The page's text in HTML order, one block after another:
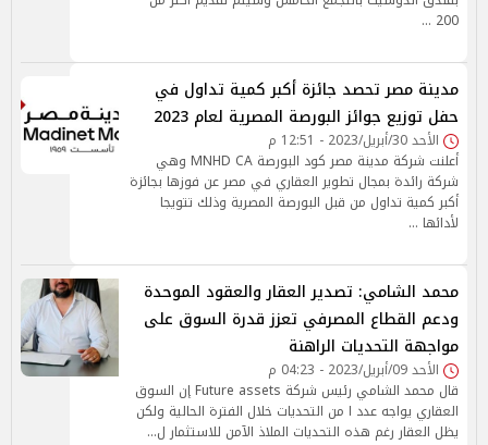
200 …
مدينة مصر تحصد جائزة أكبر كمية تداول في
حفل توزيع جوائز البورصة المصرية لعام 2023
الأحد 30/أبريل/2023 - 12:51 م
أعلنت شركة مدينة مصر كود البورصة MNHD CA وهي
شركة رائدة بمجال تطوير العقاري في مصر عن فوزها بجائزة
أكبر كمية تداول من قبل البورصة المصرية وذلك تتويجا
لأدائها …
محمد الشامي: تصدير العقار والعقود الموحدة
ودعم القطاع المصرفي تعزز قدرة السوق على
مواجهة التحديات الراهنة
الأحد 09/أبريل/2023 - 04:23 م
قال محمد الشامي رئيس شركة Future assets إن السوق
العقاري يواجه عدد ا من التحديات خلال الفترة الحالية ولكن
يظل العقار رغم هذه التحديات الملاذ الآمن للاستثمار ل…